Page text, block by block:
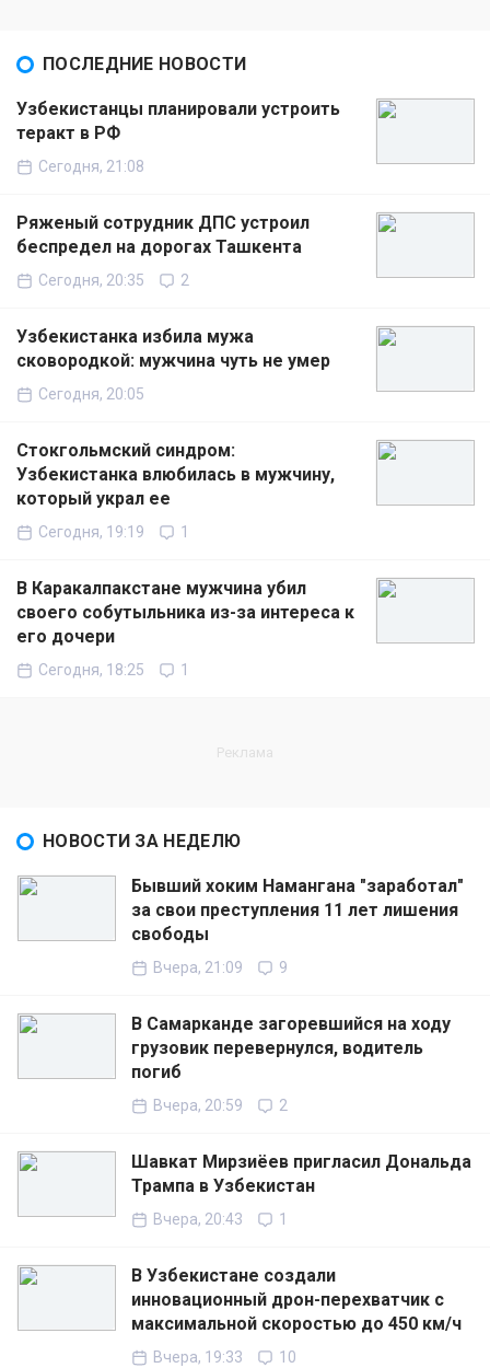
ПОСЛЕДНИЕ НОВОСТИ
Узбекистанцы планировали устроить
теракт в РФ
Сегодня, 21:08
Ряженый сотрудник ДПС устроил
беспредел на дорогах Ташкента
Сегодня, 20:35 2
Узбекистанка избила мужа
сковородкой: мужчина чуть не умер
Сегодня, 20:05
Стокгольмский синдром:
Узбекистанка влюбилась в мужчину,
который украл ее
Сегодня, 19:19 1
В Каракалпакстане мужчина убил
своего собутыльника из-за интереса к
его дочери
Сегодня, 18:25 1
НОВОСТИ ЗА НЕДЕЛЮ
Бывший хоким Намангана "заработал"
за свои преступления 11 лет лишения
свободы
Вчера, 21:09 9
В Самарканде загоревшийся на ходу
грузовик перевернулся, водитель
погиб
Вчера, 20:59 2
Шавкат Мирзиёев пригласил Дональда
Трампа в Узбекистан
Вчера, 20:43 1
В Узбекистане создали
инновационный дрон-перехватчик с
максимальной скоростью до 450 км/ч
Вчера, 19:33 10